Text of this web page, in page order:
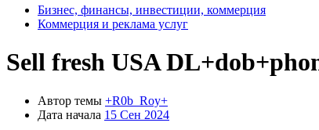
Бизнес, финансы, инвестиции, коммерция
Коммерция и реклама услуг
Sell fresh USA
Автор темы +R0b_Roy+
Дата начала 15 Сен 2024